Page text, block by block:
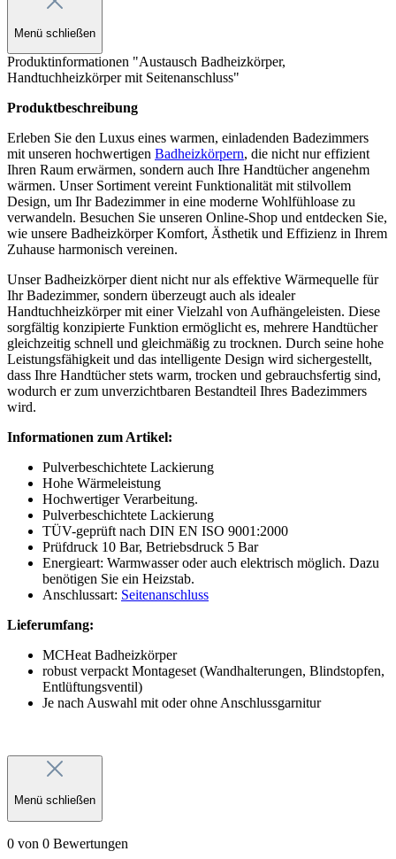
Menü schließen
Produktinformationen "Austausch Badheizkörper,
Handtuchheizkörper mit Seitenanschluss"
Produktbeschreibung
Erleben Sie den Luxus eines warmen, einladenden Badezimmers
mit unseren hochwertigen Badheizkörpern, die nicht nur effizient
Ihren Raum erwärmen, sondern auch Ihre Handtücher angenehm
wärmen. Unser Sortiment vereint Funktionalität mit stilvollem
Design, um Ihr Badezimmer in eine moderne Wohlfühloase zu
verwandeln. Besuchen Sie unseren Online-Shop und entdecken Sie,
wie unsere Badheizkörper Komfort, Ästhetik und Effizienz in Ihrem
Zuhause harmonisch vereinen.
Unser Badheizkörper dient nicht nur als effektive Wärmequelle für
Ihr Badezimmer, sondern überzeugt auch als idealer
Handtuchheizkörper mit einer Vielzahl von Aufhängeleisten. Diese
sorgfältig konzipierte Funktion ermöglicht es, mehrere Handtücher
gleichzeitig schnell und gleichmäßig zu trocknen. Durch seine hohe
Leistungsfähigkeit und das intelligente Design wird sichergestellt,
dass Ihre Handtücher stets warm, trocken und gebrauchsfertig sind,
wodurch er zum unverzichtbaren Bestandteil Ihres Badezimmers
wird.
Informationen zum Artikel:
Pulverbeschichtete Lackierung
Hohe Wärmeleistung
Hochwertiger Verarbeitung.
Pulverbeschichtete Lackierung
TÜV-geprüft nach DIN EN ISO 9001:2000
Prüfdruck 10 Bar, Betriebsdruck 5 Bar
Energieart: Warmwasser oder auch elektrisch möglich. Dazu
benötigen Sie ein Heizstab.
Anschlussart: Seitenanschluss
Lieferumfang:
MCHeat Badheizkörper
robust verpackt Montageset (Wandhalterungen, Blindstopfen,
Entlüftungsventil)
Je nach Auswahl mit oder ohne Anschlussgarnitur
Menü schließen
0 von 0 Bewertungen